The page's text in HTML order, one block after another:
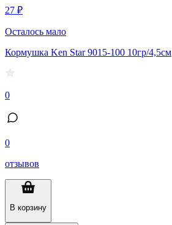
27 ₽
Осталось мало
Кормушка Ken Star 9015-100 10гр/4,5см
0
0
отзывов
В корзину